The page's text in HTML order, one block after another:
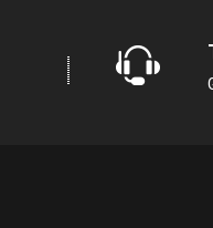
Điều khiển qua ứng